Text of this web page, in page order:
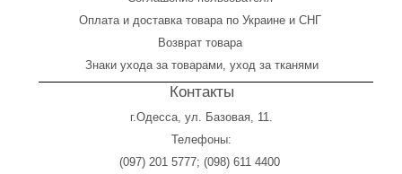
Оплатаи доставка товара по Украине и СНГ
Возврат товара
Знаки ухода за товарами, уход за тканями
Контакты
г.Одесса, ул. Базовая, 11.
Телефоны:
(097) 201 5777;(098) 611 4400